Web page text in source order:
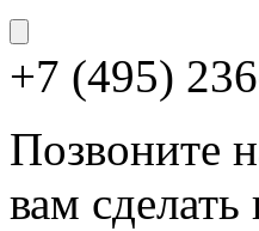
+7 (495)
Позвоните
вам